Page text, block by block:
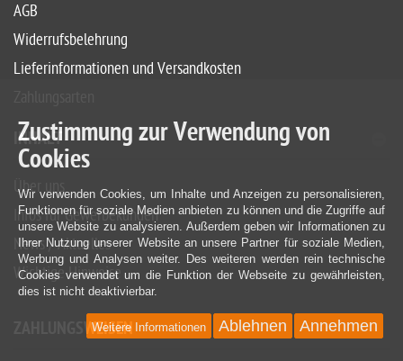
AGB
Widerrufsbelehrung
Lieferinformationen und Versandkosten
INHALT
Über uns
Infos für Gewerbekunden
News / Aktuelles
Wichtige Hinweise
ZAHLUNGSWEISEN
Zustimmung zur Verwendung von
Cookies
Wir verwenden Cookies, um Inhalte und Anzeigen zu personalisieren,
Funktionen für soziale Medien anbieten zu können und die Zugriffe auf
unsere Website zu analysieren. Außerdem geben wir Informationen zu
Ihrer Nutzung unserer Website an unsere Partner für soziale Medien,
Werbung und Analysen weiter. Des weiteren werden rein technische
Cookies verwendet um die Funktion der Webseite zu gewährleisten,
dies ist nicht deaktivierbar.
Annehmen
Ablehnen
Weitere Informationen